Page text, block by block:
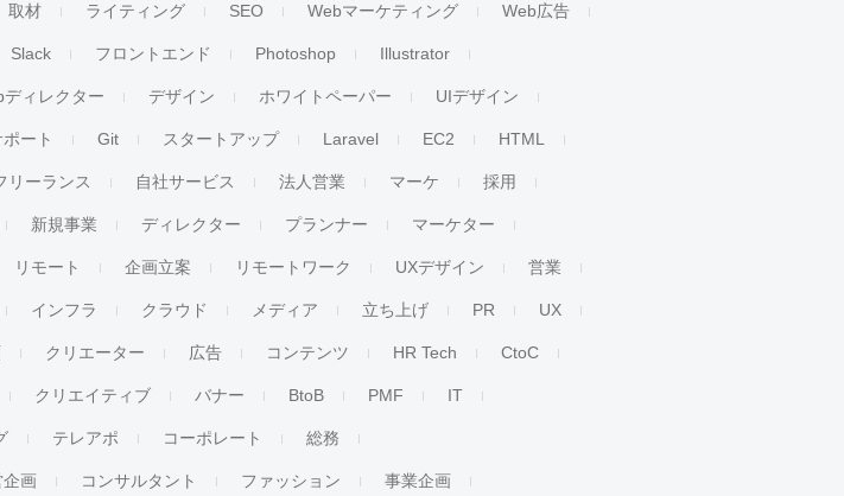
取材 ライティング SEO Webマーケティング Web広告
Slack フロントエンド Photoshop Illustrator
ディレクター デザイン ホワイトペーパー UIデザイン
ポート Git スタートアップ Laravel EC2 HTML
リーランス 自社サービス 法人営業 マーケ 採用
新規事業 ディレクター プランナー マーケター
リモート 企画立案 リモートワーク UXデザイン 営業
インフラ クラウド メディア 立ち上げ PR UX
クリエーター 広告 コンテンツ HR Tech CtoC
クリエイティブ バナー BtoB PMF IT
テレアポ コーポレート 総務
企画 コンサルタント ファッション 事業企画